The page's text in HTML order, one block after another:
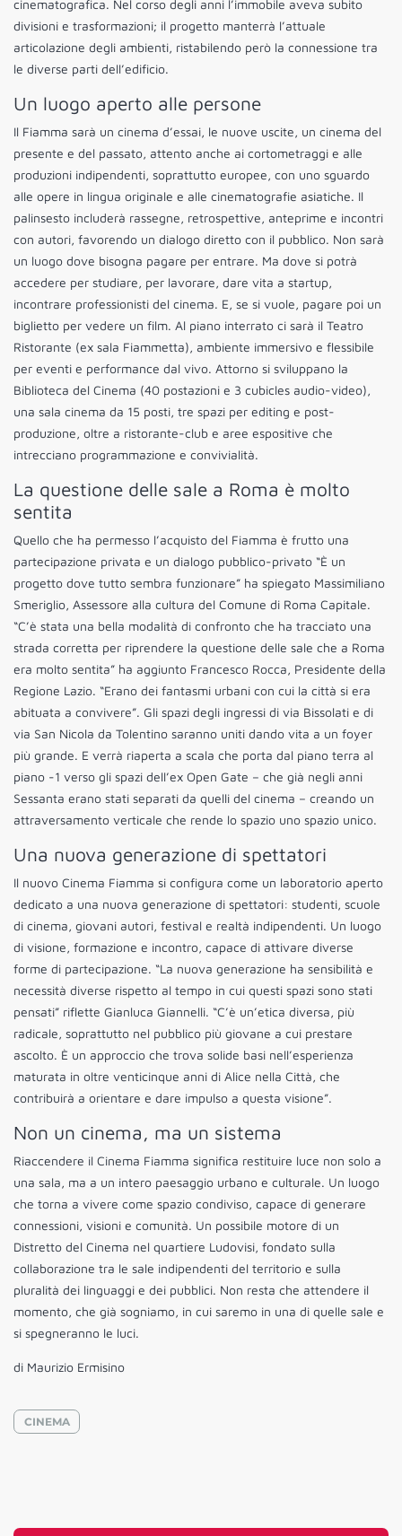
cinematografica. Nel corso degli anni l’immobile aveva subito
divisioni e trasformazioni; il progetto manterrà l’attuale
articolazione degli ambienti, ristabilendo però la connessione tra
le diverse parti dell’edificio.
Un luogo aperto alle persone
Il Fiamma sarà un cinema d’essai, le nuove uscite, un cinema del
presente e del passato, attento anche ai cortometraggi e alle
produzioni indipendenti, soprattutto europee, con uno sguardo
alle opere in lingua originale e alle cinematografie asiatiche. Il
palinsesto includerà rassegne, retrospettive, anteprime e incontri
con autori, favorendo un dialogo diretto con il pubblico. Non sarà
un luogo dove bisogna pagare per entrare. Ma dove si potrà
accedere per studiare, per lavorare, dare vita a startup,
incontrare professionisti del cinema. E, se si vuole, pagare poi un
biglietto per vedere un film. Al piano interrato ci sarà il Teatro
Ristorante (ex sala Fiammetta), ambiente immersivo e flessibile
per eventi e performance dal vivo. Attorno si sviluppano la
Biblioteca del Cinema (40 postazioni e 3 cubicles audio-video),
una sala cinema da 15 posti, tre spazi per editing e post-
produzione, oltre a ristorante-club e aree espositive che
intrecciano programmazione e convivialità.
La questione delle sale a Roma è molto
sentita
Quello che ha permesso l’acquisto del Fiamma è frutto una
partecipazione privata e un dialogo pubblico-privato “È un
progetto dove tutto sembra funzionare” ha spiegato Massimiliano
Smeriglio, Assessore alla cultura del Comune di Roma Capitale.
“C’è stata una bella modalità di confronto che ha tracciato una
strada corretta per riprendere la questione delle sale che a Roma
era molto sentita” ha aggiunto Francesco Rocca, Presidente della
Regione Lazio. “Erano dei fantasmi urbani con cui la città si era
abituata a convivere”. Gli spazi degli ingressi di via Bissolati e di
via San Nicola da Tolentino saranno uniti dando vita a un foyer
più grande. E verrà riaperta a scala che porta dal piano terra al
piano -1 verso gli spazi dell’ex Open Gate – che già negli anni
Sessanta erano stati separati da quelli del cinema – creando un
attraversamento verticale che rende lo spazio uno spazio unico.
Una nuova generazione di spettatori
Il nuovo Cinema Fiamma si configura come un laboratorio aperto
dedicato a una nuova generazione di spettatori: studenti, scuole
di cinema, giovani autori, festival e realtà indipendenti. Un luogo
di visione, formazione e incontro, capace di attivare diverse
forme di partecipazione. “La nuova generazione ha sensibilità e
necessità diverse rispetto al tempo in cui questi spazi sono stati
pensati” riflette Gianluca Giannelli. “C’è un’etica diversa, più
radicale, soprattutto nel pubblico più giovane a cui prestare
ascolto. È un approccio che trova solide basi nell’esperienza
maturata in oltre venticinque anni di Alice nella Città, che
contribuirà a orientare e dare impulso a questa visione”.
Non un cinema, ma un sistema
Riaccendere il Cinema Fiamma significa restituire luce non solo a
una sala, ma a un intero paesaggio urbano e culturale. Un luogo
che torna a vivere come spazio condiviso, capace di generare
connessioni, visioni e comunità. Un possibile motore di un
Distretto del Cinema nel quartiere Ludovisi, fondato sulla
collaborazione tra le sale indipendenti del territorio e sulla
pluralità dei linguaggi e dei pubblici. Non resta che attendere il
momento, che già sogniamo, in cui saremo in una di quelle sale e
si spegneranno le luci.
di Maurizio Ermisino
CINEMA